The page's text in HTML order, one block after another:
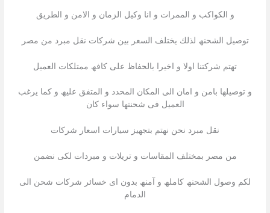
و الكواكب و الممرات و انا وكيل الزمان و الامن و الطريق
توصیل الشحنھ لذلك یختلف السعر بین شركات نقل مبرد من مصر
تھتم شركتنا اولا و اخیرا بالحفاظ على كافھ ممتلكات العمیل
و توصیلھا بامن و امان الى المكان المحدد و المتفق علیھ و كما یرغب
العمیل فى شحنتھا سواء كان
نقل مبرد نحن نھتم بتجھیز سیارات اسعار شركات
من مصر بمختلف المقاسات و تریلات و مبردات لكى نضمن
لكم وصول الشحنھ كاملھ و آمنھ بدون اى خسائر شركات شحن الى
الدمام